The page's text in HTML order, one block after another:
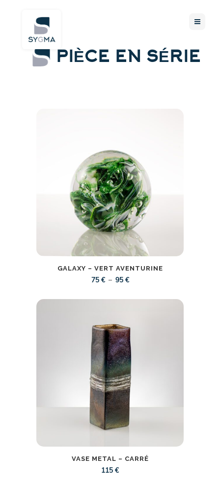
PIÈCE EN SÉRIE
GALAXY – VERT AVENTURINE
75 € – 95 €Plage
à
95 €
VASE METAL – CARRÉ
115 €